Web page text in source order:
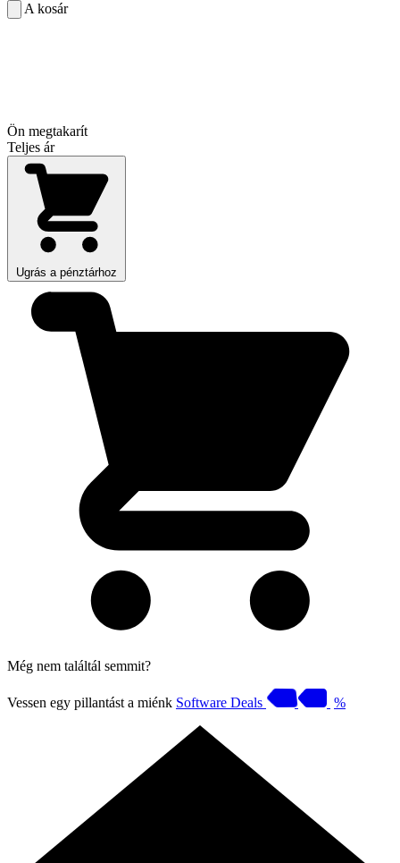
A kosár
Ön megtakarít
Teljes ár
Ugrás a pénztárhoz
Még nem találtál semmit?
Vessen egy pillantást a miénk Software Deals %